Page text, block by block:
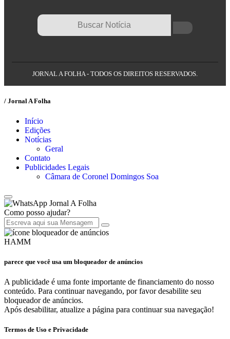
JORNAL A FOLHA - TODOS OS DIREITOS RESERVADOS.
/ Jornal A Folha
Início
Edições
Notícias
Geral
Contato
Publicidades Legais
Câmara de Coronel Domingos Soa
Jornal A Folha
Como posso ajudar?
HAMM
parece que você usa um bloqueador de anúncios
A publicidade é uma fonte importante de financiamento do nosso
conteúdo. Para continuar navegando, por favor desabilite seu
bloqueador de anúncios.
Após desabilitar, atualize a página para continuar sua navegação!
Termos de Uso e Privacidade